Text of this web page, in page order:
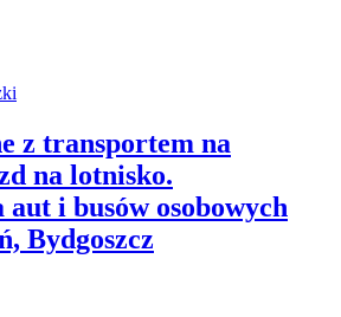
z transportem na
na lotnisko.
i busów osobowych
Bydgoszcz